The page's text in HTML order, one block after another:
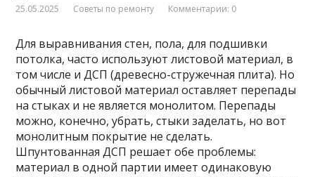
25.05.2025 Советы по ремонту Комментарии: 0
Для выравнивания стен, пола, для подшивки
потолка, часто используют листовой материал, в
том числе и ДСП (древесно-стружечная плита). Но
обычный листовой материал оставляет перепады
на стыках и не является монолитом. Перепады
можно, конечно, убрать, стыки заделать, но вот
монолитным покрытие не сделать.
Шпунтованная ДСП решает обе проблемы:
материал в одной партии имеет одинаковую